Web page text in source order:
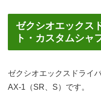
ゼクシオエックス
ト・カスタムシャ
ゼクシオエックスドライ
AX-1（SR、S）です。